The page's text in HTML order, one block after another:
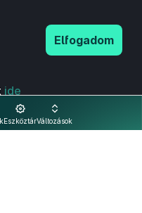
EszköztárVáltozások
ide
Elfogadom